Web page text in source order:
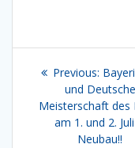
Previous:
post:
und Deutsche
Meisterschaft des
am 1. und 2.
Neubau!!